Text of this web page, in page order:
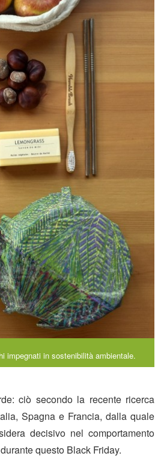
impegnati in sostenibilità ambientale.
ciò secondo la recente ricerca
Spagna e Francia, dalla quale
decisivo nel comportamento
questo Black Friday.